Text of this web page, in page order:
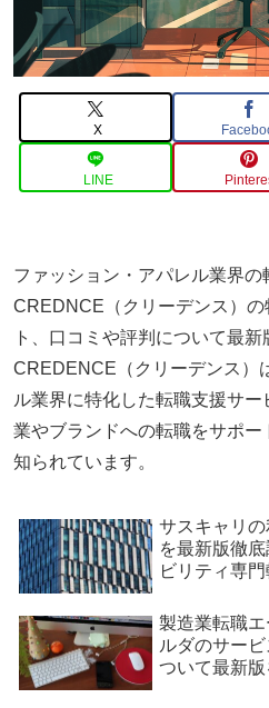
X
LINE
ファッション・アパレル業界の
CREDNCE（クリーデンス）
ト、口コミや評判について最新
CREDENCE（クリーデンス）
ル業界に特化した転職支援サ
業やブランドへの転職をサポ
知られています。
サスキャリ
を最新版徹
ビリティ専
製造業転職
ルダのサー
ついて最新